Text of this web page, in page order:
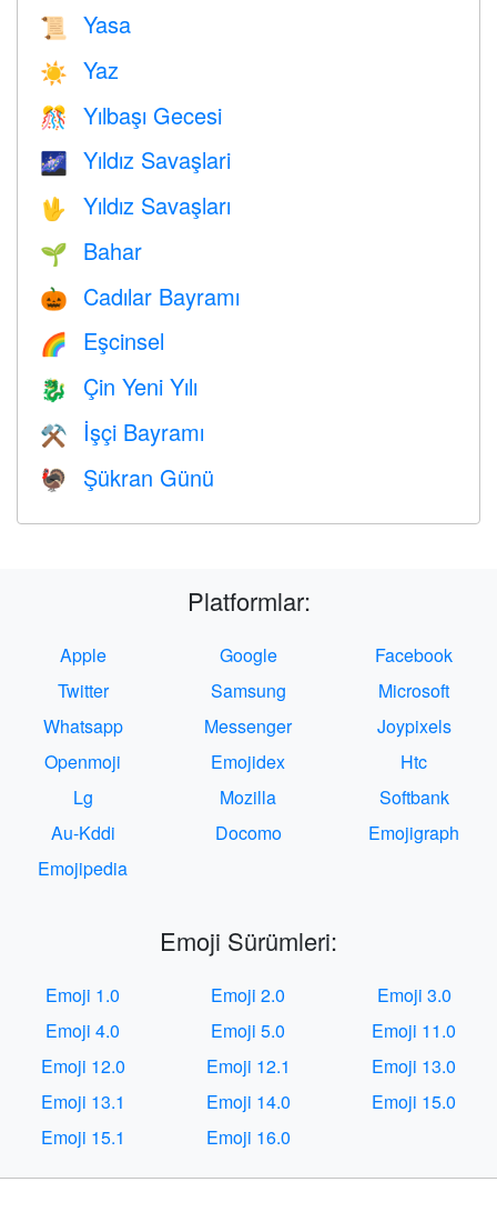
📜 Yasa
☀️ Yaz
🎊 Yılbaşı Gecesi
🌌 Yıldız Savaşlari
🖖 Yıldız Savaşları
🌱 Bahar
🎃 Cadılar Bayramı
🌈 Eşcinsel
🐉 Çin Yeni Yılı
⚒️ İşçi Bayramı
🦃 Şükran Günü
Platformlar:
Apple Google
Facebook
Twitter
Samsung
Microsoft
Whatsapp
Messenger
Joypixels
Openmoji
Emojidex
Htc
Lg
Mozilla
Softbank
Au-Kddi
Docomo
Emojigraph
Emojipedia
Emoji Sürümleri:
Emoji 1.0 Emoji 2.0
Emoji 3.0
Emoji 4.0
Emoji 5.0
Emoji 11.0
Emoji 12.0
Emoji 12.1
Emoji 13.0
Emoji 13.1
Emoji 14.0
Emoji 15.0
Emoji 15.1
Emoji 16.0